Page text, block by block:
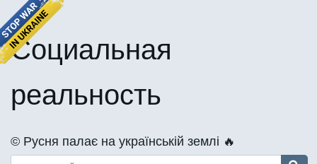
Социальная
реальность
©️ Русня палає на українській землі 🔥